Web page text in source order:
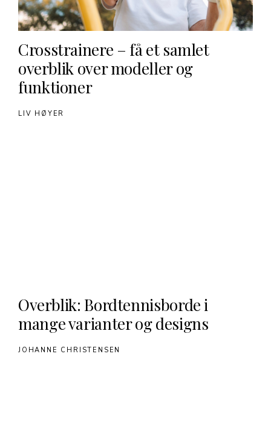
Crosstrainere – få et samlet
overblik over modeller og
funktioner
LIV HØYER
Overblik: Bordtennisborde i
mange varianter og designs
JOHANNE CHRISTENSEN